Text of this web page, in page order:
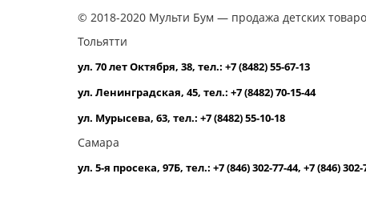
© 2018-2020 Мульти Бум — продажа детских
Тольятти
ул. 70 лет Октября, 38, тел.: +7 (8482) 55-67-13
ул. Ленинградская, 45, тел.: +7 (8482) 70-15-44
ул. Мурысева, 63, тел.: +7 (8482) 55-10-18
Самара
ул. 5-я просека, 97Б, тел.: +7 (846) 302-77-44, +7 (846) 302-